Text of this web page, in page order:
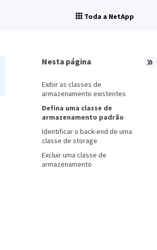
Toda a NetApp
Nesta página
Exibir as classes de
armazenamento existentes
Defina uma classe de
armazenamento padrão
Identificar o back-end de uma
classe de storage
Excluir uma classe de
armazenamento